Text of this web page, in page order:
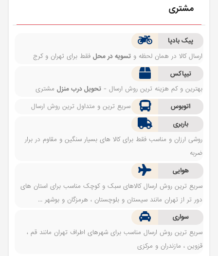
مشتری
پیک بادپا
ارسال کالا در همان لحظه وتسویه در محل فقط برای تهران و کرج
تیپاکس
بهترین و کم هزینه ترین روش ارسال -تحویل درب منزل مشتری
اتوبوس
سریع ترین و متداول ترین روش ارسال
باربری
روشی ارزان و مناسب فقط برای کالا های بسیار سنگین و مقاوم در برار
ضربه
هوایی
سریع ترین روش ارسال کالاهای سبک و کوچک مناسب برای استان های
دور تر از تهران مانند سیستان و بلوچستان ، هرمزگان و بوشهر ...
سواری
سریع ترین روش ارسال مناسب برای شهرهای اطراف تهران مانند قم ،
قزوین ، مازندران و مرکزی